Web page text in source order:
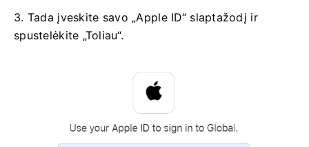
3. Tada įveskite savo „Apple ID“ slaptažodį ir
spustelėkite „Toliau“.